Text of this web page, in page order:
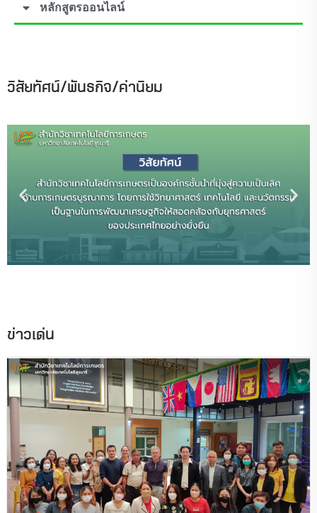
หลักสูตรออนไลน์
วิสัยทัศน์/พันธกิจ/ค่านิยม
ข่าวเด่น